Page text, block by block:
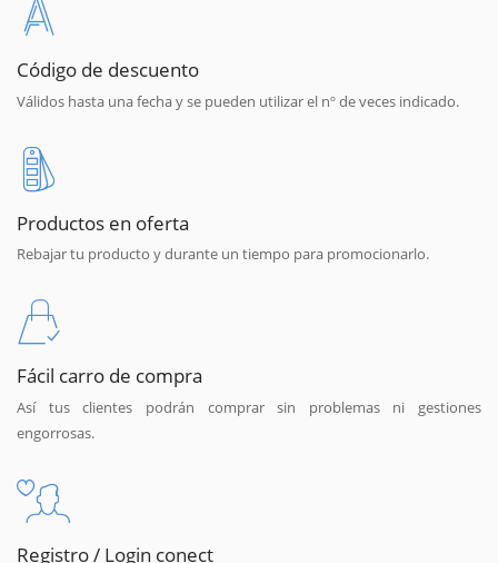
Código de descuento
Válidos hasta una fecha y se pueden utilizar el nº de veces indicado.
Productos en oferta
Rebajar tu producto y durante un tiempo para promocionarlo.
Fácil carro de compra
Así tus clientes podrán comprar sin problemas ni gestiones
engorrosas.
Registro / Login conect